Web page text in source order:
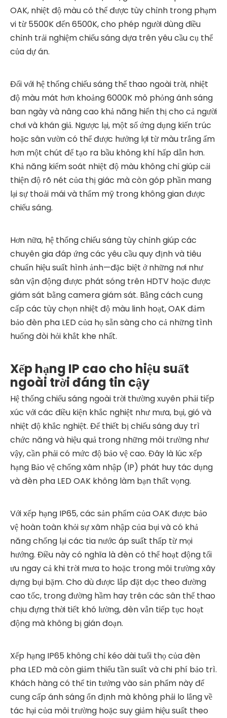
OAK, nhiệt độ màu có thể được tùy chỉnh trong phạm
vi từ 5500K đến 6500K, cho phép người dùng điều
chỉnh trải nghiệm chiếu sáng dựa trên yêu cầu cụ thể
của dự án.
Đối với hệ thống chiếu sáng thể thao ngoài trời, nhiệt
độ màu mát hơn khoảng 6000K mô phỏng ánh sáng
ban ngày và nâng cao khả năng hiển thị cho cả người
chơi và khán giả. Ngược lại, một số ứng dụng kiến ​​trúc
hoặc sân vườn có thể được hưởng lợi từ màu trắng ấm
hơn một chút để tạo ra bầu không khí hấp dẫn hơn.
Khả năng kiểm soát nhiệt độ màu không chỉ giúp cải
thiện độ rõ nét của thị giác mà còn góp phần mang
lại sự thoải mái và thẩm mỹ trong không gian được
chiếu sáng.
Hơn nữa, hệ thống chiếu sáng tùy chỉnh giúp các
chuyên gia đáp ứng các yêu cầu quy định và tiêu
chuẩn hiệu suất hình ảnh—đặc biệt ở những nơi như
sân vận động được phát sóng trên HDTV hoặc được
giám sát bằng camera giám sát. Bằng cách cung
cấp các tùy chọn nhiệt độ màu linh hoạt, OAK đảm
bảo đèn pha LED của họ sẵn sàng cho cả những tình
huống đòi hỏi khắt khe nhất.
Xếp hạng IP cao cho hiệu suất
ngoài trời đáng tin cậy
Hệ thống chiếu sáng ngoài trời thường xuyên phải tiếp
xúc với các điều kiện khắc nghiệt như mưa, bụi, gió và
nhiệt độ khắc nghiệt. Để thiết bị chiếu sáng duy trì
chức năng và hiệu quả trong những môi trường như
vậy, cần phải có mức độ bảo vệ cao. Đây là lúc xếp
hạng Bảo vệ chống xâm nhập (IP) phát huy tác dụng
và đèn pha LED OAK không làm bạn thất vọng.
Với xếp hạng IP65, các sản phẩm của OAK được bảo
vệ hoàn toàn khỏi sự xâm nhập của bụi và có khả
năng chống lại các tia nước áp suất thấp từ mọi
hướng. Điều này có nghĩa là đèn có thể hoạt động tối
ưu ngay cả khi trời mưa to hoặc trong môi trường xây
dựng bụi bặm. Cho dù được lắp đặt dọc theo đường
cao tốc, trong đường hầm hay trên các sân thể thao
chịu đựng thời tiết khó lường, đèn vẫn tiếp tục hoạt
động mà không bị gián đoạn.
Xếp hạng IP65 không chỉ kéo dài tuổi thọ của đèn
pha LED mà còn giảm thiểu tần suất và chi phí bảo trì.
Khách hàng có thể tin tưởng vào sản phẩm này để
cung cấp ánh sáng ổn định mà không phải lo lắng về
tác hại của môi trường hoặc suy giảm hiệu suất theo